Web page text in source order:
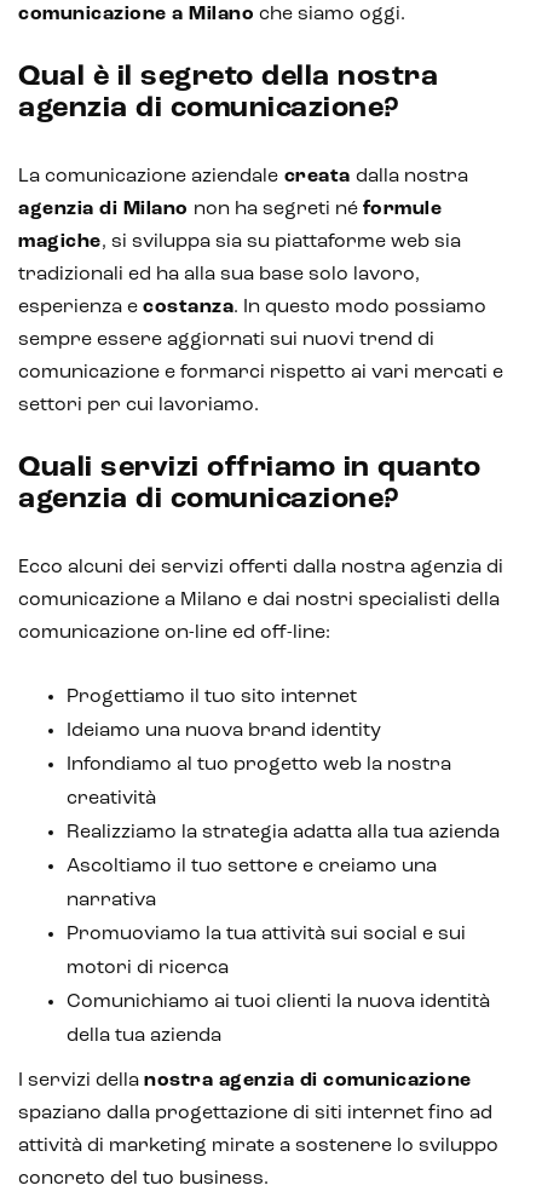
comunicazione a Milano che siamo oggi.
Qual è il segreto della nostra
agenzia di comunicazione?
La comunicazione aziendale creata dalla nostra
agenzia di Milano non ha segreti né formule
magiche, si sviluppa sia su piattaforme web sia
tradizionali ed ha alla sua base solo lavoro,
esperienza e costanza. In questo modo possiamo
sempre essere aggiornati sui nuovi trend di
comunicazione e formarci rispetto ai vari mercati e
settori per cui lavoriamo.
Quali servizi offriamo in quanto
agenzia di comunicazione?
Ecco alcuni dei servizi offerti dalla nostra agenzia di
comunicazione a Milano e dai nostri specialisti della
comunicazione on-line ed off-line:
Progettiamo il tuo sito internet
Ideiamo una nuova brand identity
Infondiamo al tuo progetto web la nostra
creatività
Realizziamo la strategia adatta alla tua azienda
Ascoltiamo il tuo settore e creiamo una
narrativa
Promuoviamo la tua attività sui social e sui
motori di ricerca
Comunichiamo ai tuoi clienti la nuova identità
della tua azienda
I servizi della nostra agenzia di comunicazione
spaziano dalla progettazione di siti internet fino ad
attività di marketing mirate a sostenere lo sviluppo
concreto del tuo business.